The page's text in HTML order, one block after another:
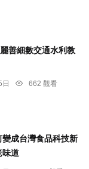
善細數交通水利教
日
662 觀看
成台灣食品科技新
道